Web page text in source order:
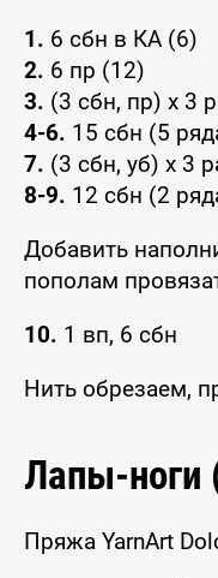
1. 6 сбн в КА (6)
2. 6 пр (12)
3. (3 сбн, пр) x 3
4-6. 15 сбн (5
7. (3 сбн, уб) x 3
8-9. 12 сбн (2
Добавить
пополам
10. 1 вп, 6 сбн
Нить обрезаем,
Лапы-ноги
Пряжа YarnArt